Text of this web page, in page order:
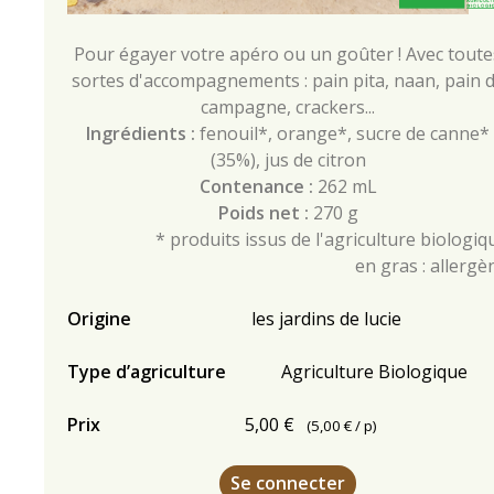
Pour égayer votre apéro ou un goûter ! Avec
sortes d'accompagnements : pain pita, naan, pain
campagne, crackers...
Ingrédients : fenouil*, orange*, sucre de canne*
(35%), jus de citron
Contenance : 262 mL
Poids net : 270 g
* produits issus de l'agriculture
en gras :
Origine les jardins de lucie
Type d’agriculture Agriculture Biologique
Prix 5,00 € (5,00 €/ p)
Se connecter